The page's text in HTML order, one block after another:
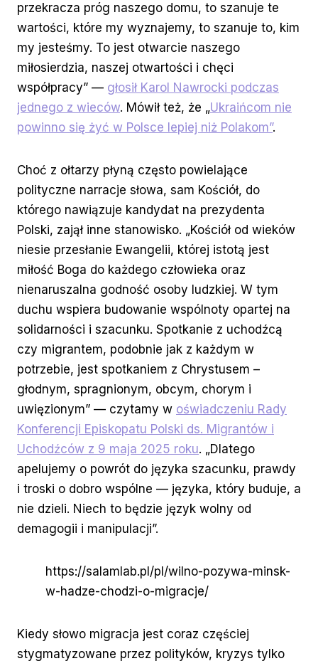
przekracza próg naszego domu, to szanuje te
wartości, które my wyznajemy, to szanuje to, kim
my jesteśmy. To jest otwarcie naszego
miłosierdzia, naszej otwartości i chęci
współpracy” — głosił Karol Nawrocki podczas
jednego z wieców. Mówił też, że „Ukraińcom nie
powinno się żyć w Polsce lepiej niż Polakom”.
Choć z ołtarzy płyną często powielające
polityczne narracje słowa, sam Kościół, do
którego nawiązuje kandydat na prezydenta
Polski, zajął inne stanowisko. „Kościół od wieków
niesie przesłanie Ewangelii, której istotą jest
miłość Boga do każdego człowieka oraz
nienaruszalna godność osoby ludzkiej. W tym
duchu wspiera budowanie wspólnoty opartej na
solidarności i szacunku. Spotkanie z uchodźcą
czy migrantem, podobnie jak z każdym w
potrzebie, jest spotkaniem z Chrystusem –
głodnym, spragnionym, obcym, chorym i
uwięzionym” — czytamy w oświadczeniu Rady
Konferencji Episkopatu Polski ds. Migrantów i
Uchodźców z 9 maja 2025 roku. „Dlatego
apelujemy o powrót do języka szacunku, prawdy
i troski o dobro wspólne — języka, który buduje, a
nie dzieli. Niech to będzie język wolny od
demagogii i manipulacji”.
https://salamlab.pl/pl/wilno-pozywa-minsk-
w-hadze-chodzi-o-migracje/
Kiedy słowo migracja jest coraz częściej
stygmatyzowane przez polityków, kryzys tylko